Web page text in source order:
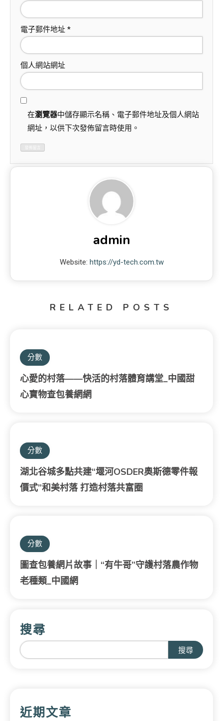
電子郵件地址 *
個人網站網址
在瀏覽器中儲存顯示名稱、電子郵件地址及個人網站
網址，以供下次發佈留言時使用。
admin
Website: https://yd-tech.com.tw
RELATED POSTS
分數
心愛的村落——快活的村落體育講堂_中國甜
心寶物查包養網網
分數
湖北谷城多點共建“堰河OSDER奧斯德零件報
價式”和美村落 打造村落共富圈
分數
圖查包養網片故事｜“有牛哥”守護村落農作物
老種類_中國網
搜尋
搜尋
近期文章